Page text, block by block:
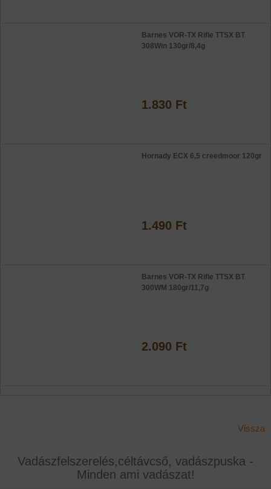
Barnes VOR-TX Rifle TTSX BT
308Win 130gr/8,4g
1.830 Ft
Hornady ECX 6,5 creedmoor 120gr
1.490 Ft
Barnes VOR-TX Rifle TTSX BT
300WM 180gr/11,7g
2.090 Ft
Vissza
Vadászfelszerelés,céltávcső, vadászpuska -
Minden ami vadászat!